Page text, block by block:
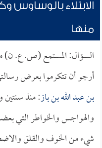
الابتلاء بالوساوس
منها
السؤال: المستمع (ص. ع. ن)
أرجو أن تتكرموا بعرض
بن عبد الله بن باز: منذ
والهواجس والخواطر التي
شيء من الخوف والقلق